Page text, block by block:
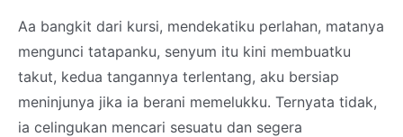
Aa bangkit dari kursi, mendekatiku perlahan, matanya
mengunci tatapanku, senyum itu kini membuatku
takut, kedua tangannya terlentang, aku bersiap
meninjunya jika ia berani memelukku. Ternyata tidak,
ia celingukan mencari sesuatu dan segera